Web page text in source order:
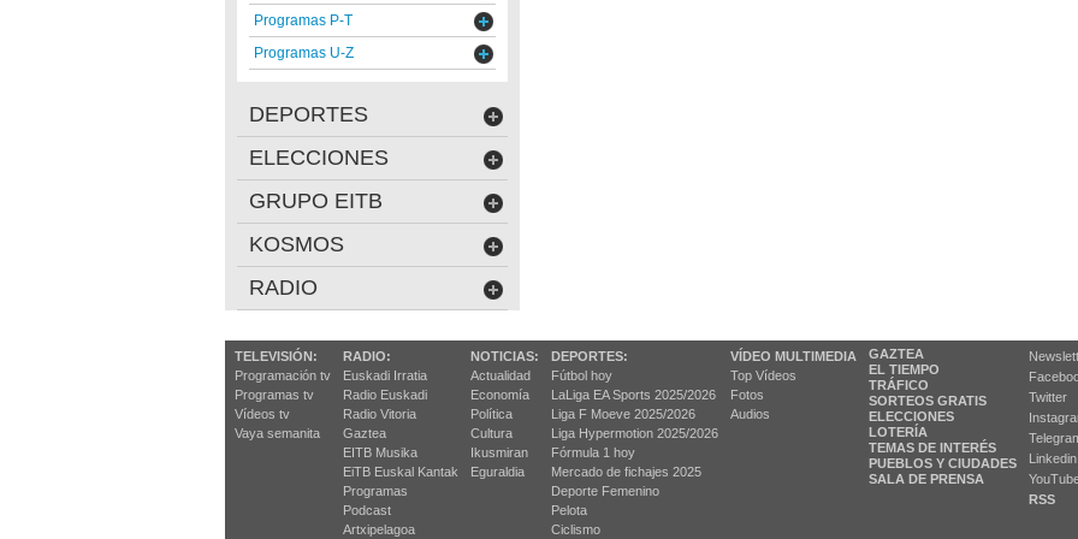
Programas P-T
Programas U-Z
DEPORTES
ELECCIONES
GRUPO EITB
KOSMOS
RADIO
TELEVISIÓN:
Programación tv
Programas tv
Vídeos tv
Vaya semanita
RADIO:
Euskadi Irratia
Radio Euskadi
Radio Vitoria
Gaztea
EITB Musika
EiTB Euskal Kantak
Programas
Podcast
Artxipelagoa
NOTICIAS:
Actualidad
Economía
Política
Cultura
Ikusmiran
Eguraldia
DEPORTES:
Fútbol hoy
LaLiga EA Sports 2025/2026
Liga F Moeve 2025/2026
Liga Hypermotion 2025/2026
Fórmula 1 hoy
Mercado de fichajes 2025
Deporte Femenino
Pelota
Ciclismo
VÍDEO MULTIMEDIA
Top Vídeos
Fotos
Audios
GAZTEA
EL TIEMPO
TRÁFICO
SORTEOS GRATIS
ELECCIONES
LOTERÍA
TEMAS DE INTERÉS
PUEBLOS Y CIUDADES
SALA DE PRENSA
Twitter
Linkedin
RSS